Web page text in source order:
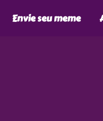
Envie seu meme